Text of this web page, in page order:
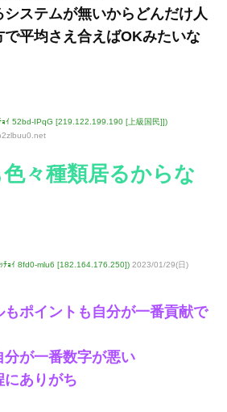
ステムが無いからどんだけ人
平均さえ合えばOKみたいな
ｮｲ 52bd-IPqG [219.122.199.190 [上級国民]])
.net
々種類居るからな
ﾁｮｲ 8fd0-mlu6 [182.164.176.250]) 2023/01/29(日)
もポイントも自分が一番貢献で
が一番数字が悪い
にありがち